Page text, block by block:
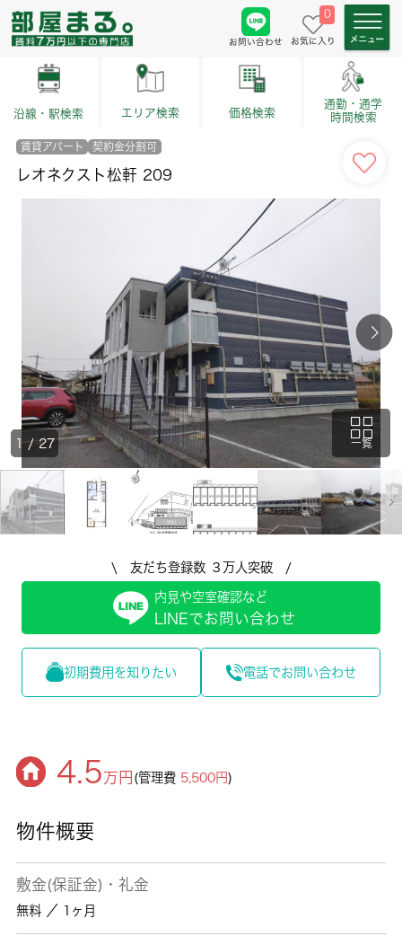
お問い合わせ
0
お気に入り
沿線・駅検索 エリア検索 価格検索
通勤・通学
時間検索
賃貸アパート 契約金分割可
レオネクスト松軒 209
一覧
1/27
\ 友だち登録数 ３万人突破 /
内見や空室確認など
LINEでお問い合わせ
初期費用を知りたい 電話でお問い合わせ
4.5万円 (管理費 5,500円)
物件概要
敷金(保証金)・礼金
無料 ／ 1ヶ月